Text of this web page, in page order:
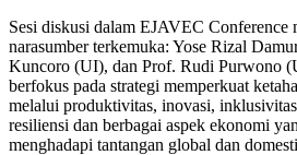
Sesi diskusi dalam EJAVEC Conference
narasumber terkemuka: Yose Rizal
Kuncoro (UI), dan Prof. Rudi Purwono
berfokus pada strategi memperkuat
melalui produktivitas, inovasi,
resiliensi dan berbagai aspek ekonomi
menghadapi tantangan global dan